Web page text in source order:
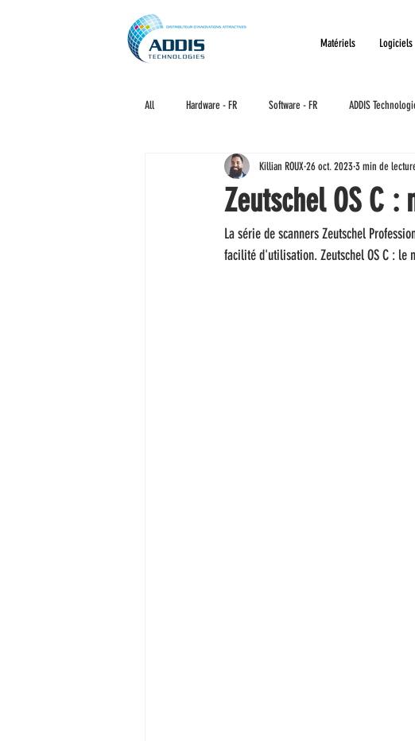
Matériels Logiciels
All Hardware - FR Software - FR ADDIS
Zeutschel OS C
Killian ROUX26 oct. 20233 min de
La série de scanners Zeutschel
facilité d'utilisation. Zeutschel OS C : le